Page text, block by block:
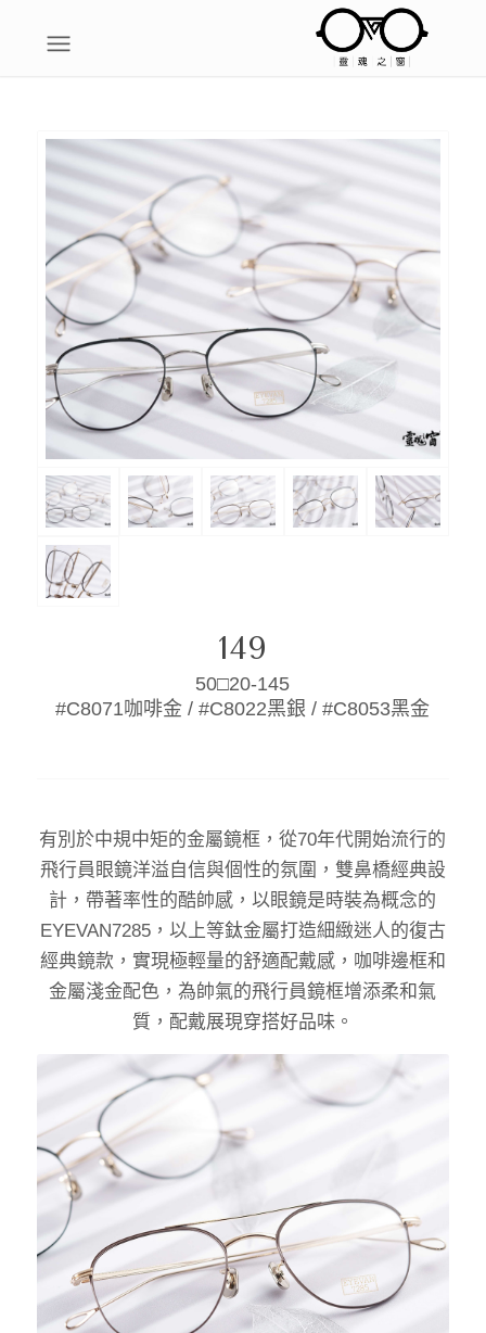
149
50□20-145
#C8071咖啡金 / #C8022黑銀 / #C8053黑金
有別於中規中矩的金屬鏡框，從70年代開始流行的
飛行員眼鏡洋溢自信與個性的氛圍，雙鼻橋經典設
計，帶著率性的酷帥感，以眼鏡是時裝為概念的
EYEVAN7285，以上等鈦金屬打造細緻迷人的復古
經典鏡款，實現極輕量的舒適配戴感，咖啡邊框和
金屬淺金配色，為帥氣的飛行員鏡框增添柔和氣
質，配戴展現穿搭好品味。